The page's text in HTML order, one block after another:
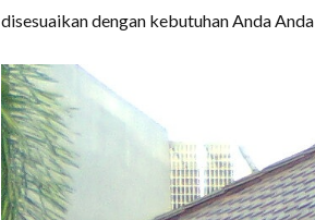
disesuaikan dengan kebutuhan Anda